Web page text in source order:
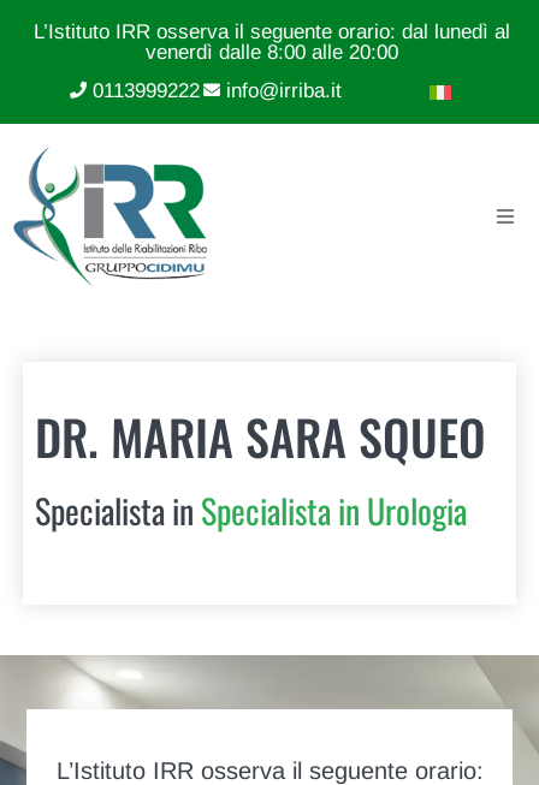
L’Istituto IRR osserva il seguente orario: dal lunedì al
venerdì dalle 8:00 alle 20:00
0113999222
info@irriba.it
DR. MARIA SARA SQUEO
Specialista inSpecialista in Urologia
L’Istituto IRR osserva il seguente orario: